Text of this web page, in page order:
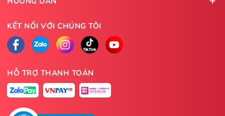
KẾT NỐI VỚI CHÚNG TÔI
HỖ TRỢ THANH TOÁN